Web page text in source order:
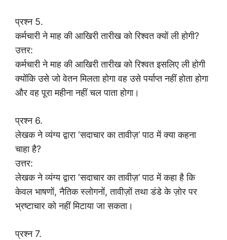
प्रश्न 5.
कर्मचारी ने माह की आखिरी तारीख को रिश्वत क्यों ली होगी?
उत्तर:
कर्मचारी ने माह की आखिरी तारीख को रिश्वत इसलिए ली होगी
क्योंकि उसे जो वेतन मिलता होगा वह उसे पर्याप्त नहीं होता होगा
और वह पूरा महीना नहीं चल पाता होगा।
प्रश्न 6.
लेखक ने व्यंग्य द्वारा ‘सदाचार का तावीज़’ पाठ में क्या कहना
चाहा है?
उत्तर:
लेखक ने व्यंग्य द्वारा ‘सदाचार का तावीज़’ पाठ में कहा है कि
केवल भाषणों, नैतिक स्लोगनों, तावीज़ों तथा डंडे के ज़ोर पर
भ्रष्टाचार को नहीं मिटाया जा सकता।
प्रश्न 7.